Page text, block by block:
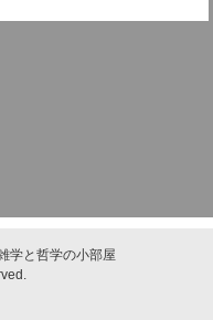
学と哲学の小部屋